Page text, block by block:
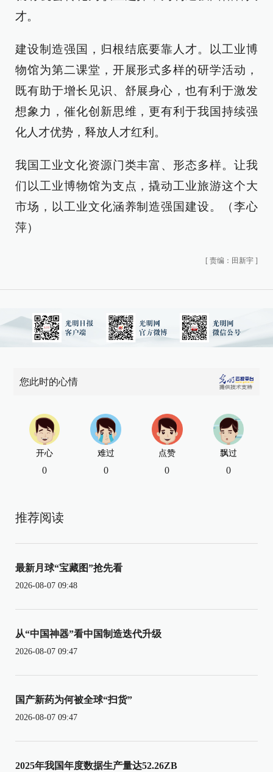
才。
建设制造强国，归根结底要靠人才。以工业博
物馆为第二课堂，开展形式多样的研学活动，
既有助于增长见识、舒展身心，也有利于激发
想象力，催化创新思维，更有利于我国持续强
化人才优势，释放人才红利。
我国工业文化资源门类丰富、形态多样。让我
们以工业博物馆为支点，撬动工业旅游这个大
市场，以工业文化涵养制造强国建设。（李心
萍）
[ 责编：田新宇 ]
您此时的心情
开心
0
难过
0
点赞
0
飘过
0
推荐阅读
最新月球“宝藏图”抢先看
2026-08-07 09:48
从“中国神器”看中国制造迭代升级
2026-08-07 09:47
国产新药为何被全球“扫货”
2026-08-07 09:47
2025年我国年度数据生产量达52.26ZB